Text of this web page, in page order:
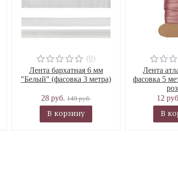
(0)
Лента бархатная 6 мм
"Белый" (фасовка 3 метра)
28 руб. 140 руб.
В корзину
Лента
фасовка 5
12
В